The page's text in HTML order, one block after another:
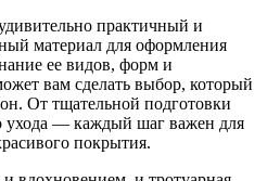
практичный и
материал для оформления
ее видов, форм и
вам сделать выбор, который
От тщательной подготовки
ухода — каждый шаг важен для
покрытия.